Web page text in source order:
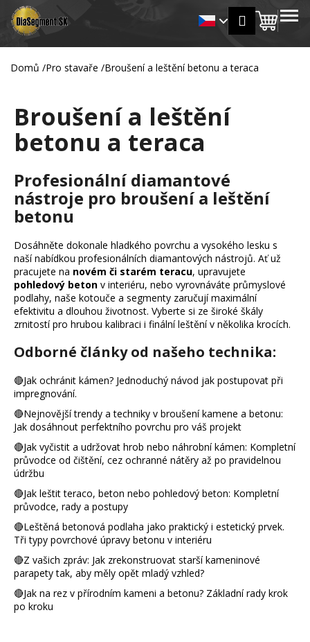
Přejít
obsah
Přihlášení
košík
MENU
Domů /Pro stavaře /Broušení a leštění betonu a teraca
Broušení a leštění
betonu a teraca
Profesionální diamantové
nástroje pro broušení a leštění
betonu
Dosáhněte dokonale hladkého povrchu a vysokého lesku s
naší nabídkou profesionálních diamantových nástrojů. Ať už
pracujete na novém či starém teracu, upravujete
pohledový beton v interiéru, nebo vyrovnáváte průmyslové
podlahy, naše kotouče a segmenty zaručují maximální
efektivitu a dlouhou životnost. Vyberte si ze široké škály
zrnitostí pro hrubou kalibraci i finální leštění v několika krocích.
Odborné články od našeho technika:
🔴Jak ochránit kámen? Jednoduchý návod jak postupovat při
impregnování.
🔴Nejnovější trendy a techniky v broušení kamene a betonu:
Jak dosáhnout perfektního povrchu pro váš projekt
🔴Jak vyčistit a udržovat hrob nebo náhrobní kámen: Kompletní
průvodce od čištění, cez ochranné nátěry až po pravidelnou
údržbu
🔴Jak leštit teraco, beton nebo pohledový beton: Kompletní
průvodce, rady a postupy
🔴Leštěná betonová podlaha jako praktický i estetický prvek.
Tři typy povrchové úpravy betonu v interiéru
🔴Z vašich zpráv: Jak zrekonstruovat starší kameninové
parapety tak, aby měly opět mladý vzhled?
🔴Jak na rez v přírodním kameni a betonu? Základní rady krok
po kroku
š
Zpět
Zpět
C
p
o
t
e
b
u
j
e
t
e
n
a
j
í
t
?
Hledat
D
o
p
o
r
u
č
u